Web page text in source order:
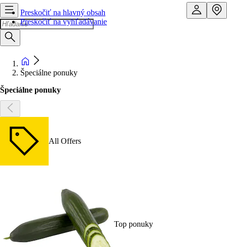
Preskočiť na hlavný obsah
Preskočiť na vyhľadávanie
Špeciálne ponuky
Špeciálne ponuky
All Offers
Top ponuky